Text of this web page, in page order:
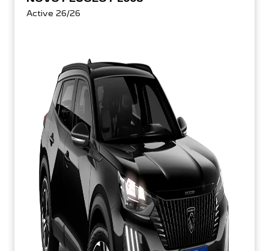
Active 26/26